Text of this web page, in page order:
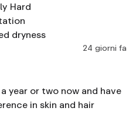
Hard
dryness
24 giorni fa
year or two now and have
in skin and hair